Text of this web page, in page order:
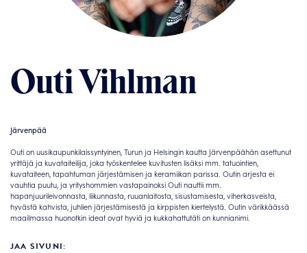
Outi Vihlman
Järvenpää
Outi on uusikaupunkilaissyntyinen, Turun ja Helsingin kautta Järvenpäähän asettunut
yrittäjä ja kuvataiteilija, joka työskentelee kuvitusten lisäksi mm. tatuointien,
kuvataiteen, tapahtuman järjestämisen ja keramiikan parissa. Outin arjesta ei
vauhtia puutu, ja yrityshommien vastapainoksi Outi nauttii mm.
hapanjuurileivonnasta, liikunnasta, ruuanlaitosta, sisustamisesta, viherkasveista,
hyvästä kahvista, juhlien järjestämisestä ja kirppisten kiertelystä. Outin värikkäässä
maailmassa huonotkin ideat ovat hyviä ja kukkahattutäti on kunnianimi.
JAA SIVUNI: